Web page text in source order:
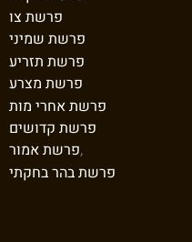
פרשת צו
פרשת שמיני
פרשת תזריע
פרשת מצרע
פרשת אחרי מות
פרשת קדושים
פרשת אמור,
פרשת בהר בחקתי